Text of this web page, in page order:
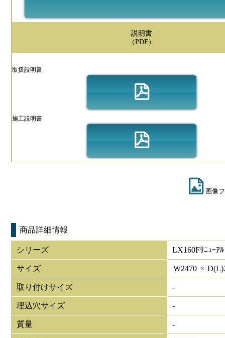
説明書
（PDF）
取扱説明書
施工説明書
画像
商品詳細情報
シリーズ LX160Fﾘﾆｭｰｱﾙ
サイズ W2470 × D(L)
取り付けサイズ -
埋込穴サイズ -
質量 -